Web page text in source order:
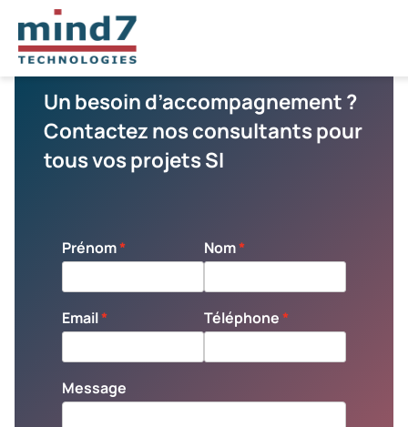
Un besoin d’accompagnement ?
Contactez nos consultants pour
tous vos projets SI
Prénom Nom
Email Téléphone
Message